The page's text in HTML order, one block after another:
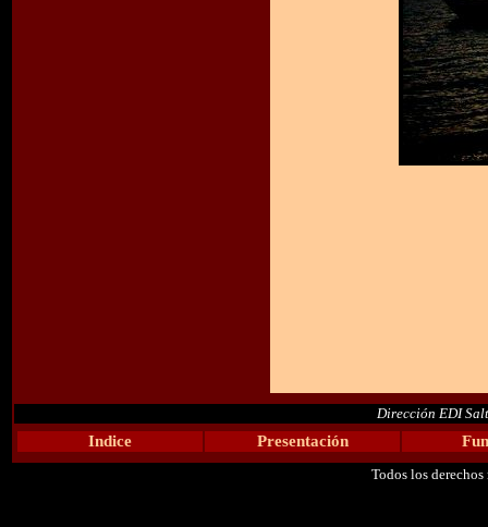
Dirección EDI
Indice Presentación
Todos los